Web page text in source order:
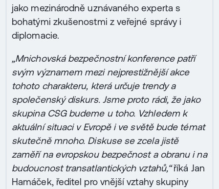
jako mezinárodně uznávaného experta s
bohatými zkušenostmi z veřejné správy i
diplomacie.
„Mnichovská bezpečnostní konference patří
svým významem mezi nejprestižnější akce
tohoto charakteru, která určuje trendy a
společenský diskurs. Jsme proto rádi, že jako
skupina CSG budeme u toho. Vzhledem k
aktuální situaci v Evropě i ve světě bude témat
skutečně mnoho. Diskuse se zcela jistě
zaměří na evropskou bezpečnost a obranu i na
budoucnost transatlantických vztahů,“říká Jan
Hamáček, ředitel pro vnější vztahy skupiny